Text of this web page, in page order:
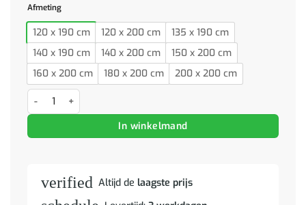
Afmeting
120 x 190 cm 120 x 200 cm
135 x 190 cm
140 x 190 cm
140 x 200 cm
150 x 200 cm
160 x 200 cm
180 x 200 cm 200 x 200 cm
Bed met boekenkast zonder matras hout wasbruin 140x190 cm
In winkelmand
verified Altijd de laagste prijs